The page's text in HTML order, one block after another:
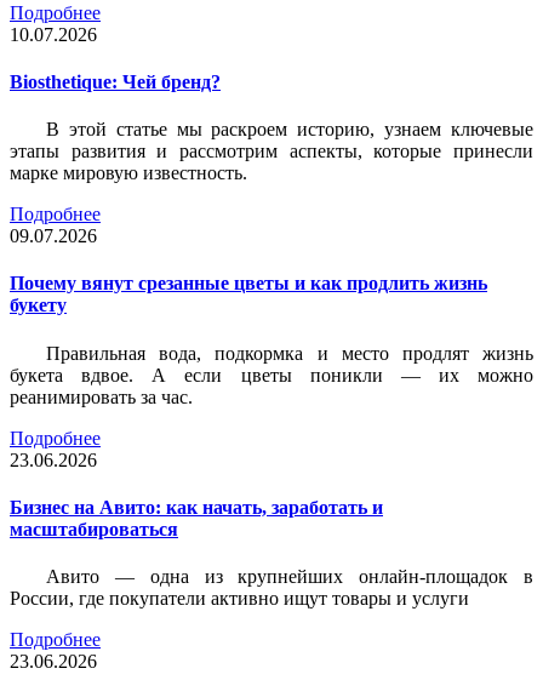
Подробнее
10.07.2026
Biosthetique: Чей бренд?
В этой статье мы раскроем историю, узнаем ключевые
этапы развития и рассмотрим аспекты, которые принесли
марке мировую известность.
Подробнее
09.07.2026
Почему вянут срезанные цветы и как продлить жизнь
букету
Правильная вода, подкормка и место продлят жизнь
букета вдвое. А если цветы поникли — их можно
реанимировать за час.
Подробнее
23.06.2026
Бизнес на Авито: как начать, заработать и
масштабироваться
Авито — одна из крупнейших онлайн-площадок в
России, где покупатели активно ищут товары и услуги
Подробнее
23.06.2026